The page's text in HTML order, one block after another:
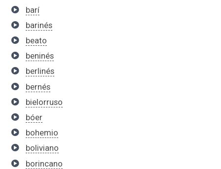
barí
barinés
beato
beninés
berlinés
bernés
bielorruso
bóer
bohemio
boliviano
borincano